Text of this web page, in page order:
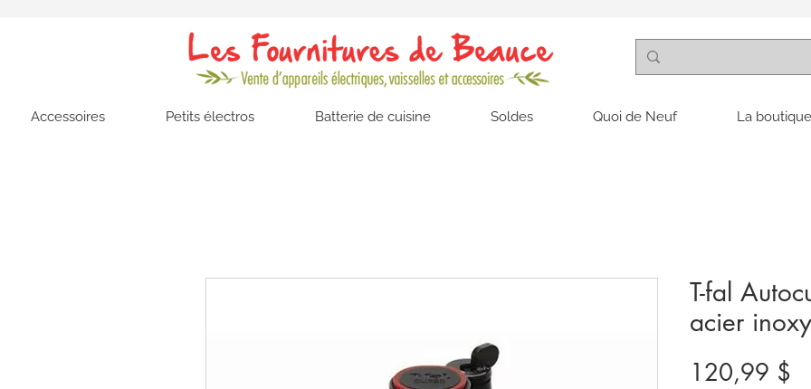
Accessoires Petits électros Batterie de cuisine Soldes Quoi de Neuf La
T-fal
acier
120,99 $